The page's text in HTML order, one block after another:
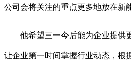
公司会将关注的重点更多地放在新
他希望三一今后能为企业提供更
让企业第一时间掌握行业动态，根